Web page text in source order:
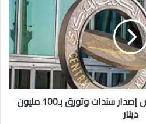
بنك الكويت المركزي يخصص إصدار سندات وتورق بـ100 مليون
دينار